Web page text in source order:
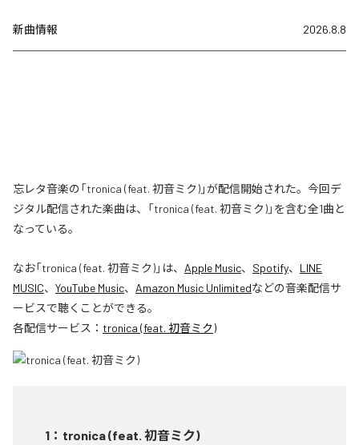
新曲情報 2026.8.8
忘レタ音楽の「tronica (feat. 初音ミク)」が配信開始された。今回デ
ジタル配信された楽曲は、「tronica (feat. 初音ミク)」を含む全1曲と
なっている。
なお「tronica (feat. 初音ミク)」は、 Apple Music、 Spotify、 LINE
MUSIC、 YouTube Music、 Amazon Music Unlimitedなどの音楽配信サ
ービスで聴くことができる。
各配信サービス： tronica (feat. 初音ミク)
1 ： tronica (feat. 初音ミク)